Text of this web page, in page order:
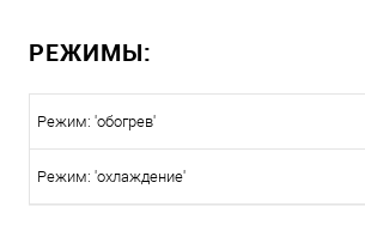
РЕЖИМЫ:
Режим: 'обогрев'
Режим: 'охлаждение'